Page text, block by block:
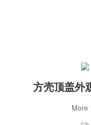
方壳顶盖外
More